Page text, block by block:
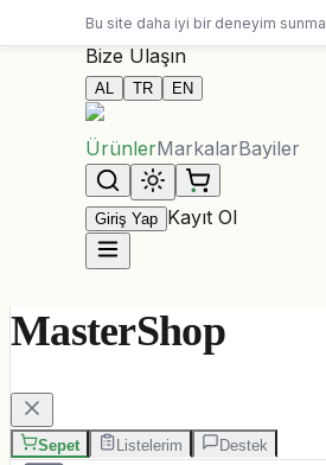
10.000 ALL üzeri
Bize Ulaşın
AL TR EN
ÜrünlerMarkalarBayiler
Giriş Yap Kayıt Ol
MasterShop
Sepet Listelerim Destek
Bu site daha iyi bir deneyim